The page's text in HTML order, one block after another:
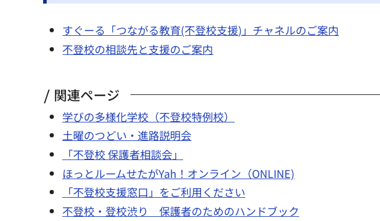
すぐーる「つながる教育(不登校支援)」チャネルのご案内
不登校の相談先と支援のご案内
関連ページ
学びの多様化学校（不登校特例校）
土曜のつどい・進路説明会
「不登校 保護者相談会」
ほっとルームせたがYah！オンライン（ONLINE)
「不登校支援窓口」をご利用ください
不登校・登校渋り 保護者のためのハンドブック